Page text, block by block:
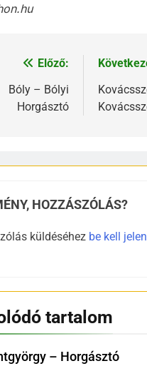
Előző:
Bóly – Bólyi
Horgásztó
HOZZÁSZÓLÁS?
küldéséhez be kell
tartalom
– Horgásztó